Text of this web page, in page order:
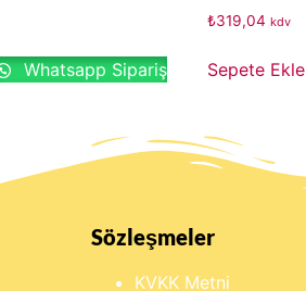
Whatsapp Sipariş
₺319,04 kdv
Sepete Ekle
Sözleşmeler
KVKK Metni